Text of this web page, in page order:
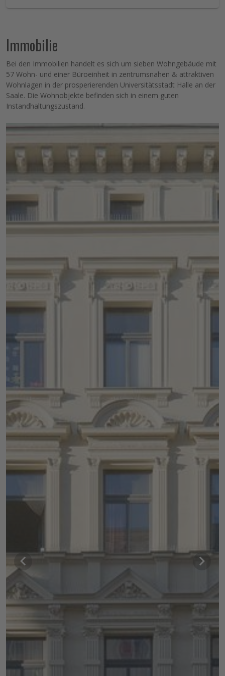
Immobilie
Bei den Immobilien handelt es sich um sieben Wohngebäude mit
57 Wohn- und einer Büroeinheit in zentrumsnahen & attraktiven
Wohnlagen in der prosperierenden Universitätsstadt Halle an der
Saale. Die Wohnobjekte befinden sich in einem guten
Instandhaltungszustand.